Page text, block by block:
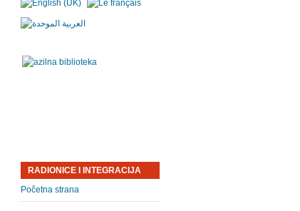
RADIONICE I INTEGRACIJA
Početna strana